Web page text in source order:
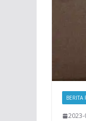
BERITA